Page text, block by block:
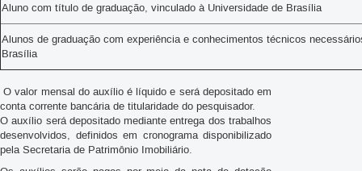
Aluno com título de graduação, vinculado à Universidade de Brasília
Alunos de graduação com experiência e conhecimentos técnicos
Brasília
O valor mensal do auxílio é líquido e será depositado em
conta corrente bancária de titularidade do pesquisador.
O auxílio será depositado mediante entrega dos trabalhos
desenvolvidos, definidos em cronograma disponibilizado
pela Secretaria de Patrimônio Imobiliário.